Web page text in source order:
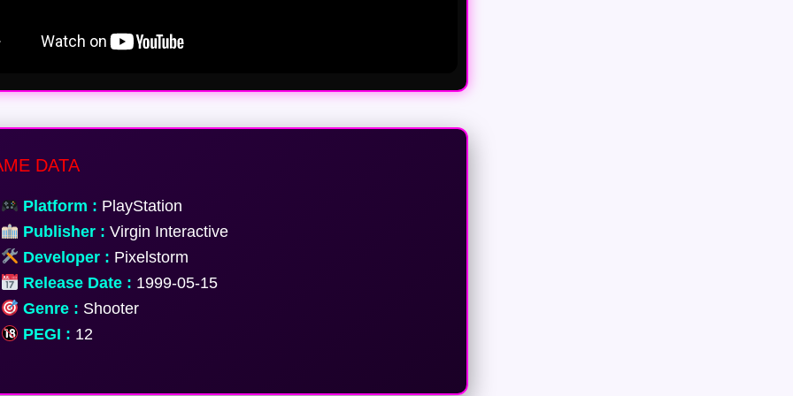
DATA
Platform : PlayStation
Publisher : Virgin Interactive
Developer : Pixelstorm
Release Date : 1999-05-15
Genre : Shooter
PEGI : 12